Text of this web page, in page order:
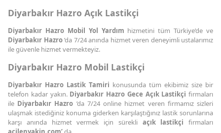
Diyarbakır Hazro Açık Lastikçi
Diyarbakır Hazro Mobil Yol Yardım hizmetini tüm Türkiye’de ve
Diyarbakır Hazro’da 7/24 anında hizmet veren deneyimli ustalarımız
ile güvenle hizmet vermekteyiz.
Diyarbakır Hazro Mobil Lastikçi
Diyarbakır Hazro Lastik Tamiri konusunda tüm ekibimiz size bir
telefon kadar yakın. Diyarbakır Hazro Gece Açık Lastikçi firmaları
ile Diyarbakır Hazro ’da 7/24 online hizmet veren firmamız sizleri
ulaşmak istediğiniz konuma giderken karşılaştığınız lastik sorunlarına
karşı anında hizmet vermek için sürekli açık lastikçi firmaları